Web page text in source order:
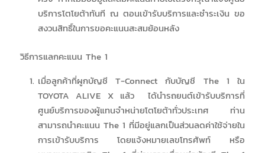
บริการโตโยต้าทันที ณ ตอนเข้ารับบริการและชำระเงิน ขอ
สงวนสิทธิ์ในการขอคะแนนสะสมย้อนหลัง
วิธีการแลกคะแนน The 1
เมื่อลูกค้าที่ผูกบัญชี T-Connect กับบัญชี The 1 ใน
TOYOTA ALIVE X แล้ว ได้นำรถยนต์เข้ารับบริการที่
ศูนย์บริการของผู้แทนจำหน่ายโตโยต้าทั่วประเทศ ท่าน
สามารถนำคะแนน The 1 ที่มีอยู่แลกเป็นส่วนลดค่าใช้จ่ายใน
การเข้ารับบริการ โดยแจ้งหมายเลขโทรศัพท์ หรือ